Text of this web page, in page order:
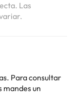
Las
Para consultar
mandes un